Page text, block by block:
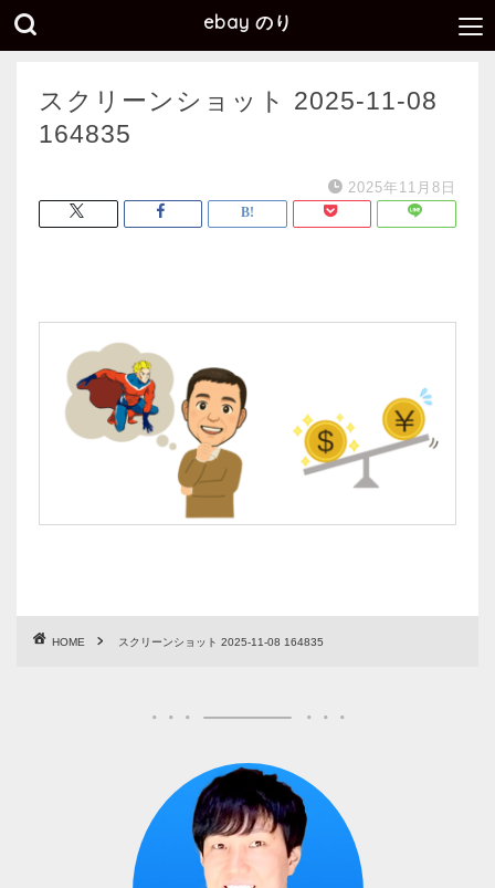
ebay のり
スクリーンショット 2025-11-08
164835
2025年11月8日
HOME スクリーンショット 2025-11-08 164835